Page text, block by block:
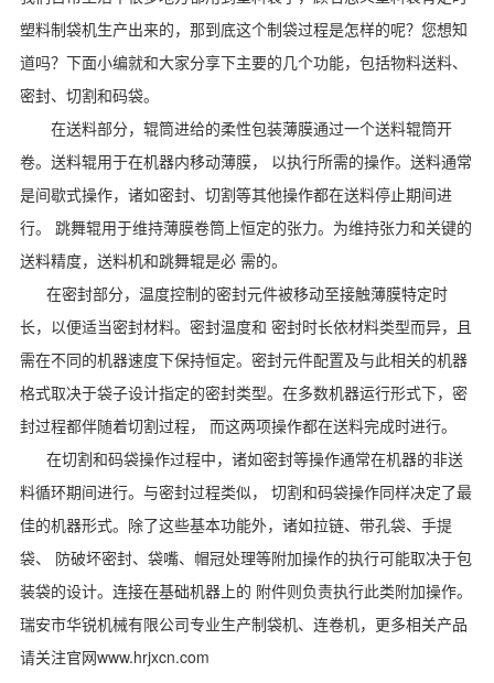
塑料制袋机生产出来的，那到底这个制袋过程是怎样的呢？您想知
道吗？下面小编就和大家分享下主要的几个功能，包括物料送料、
密封、切割和码袋。
在送料部分，辊筒进给的柔性包装薄膜通过一个送料辊筒开
卷。送料辊用于在机器内移动薄膜， 以执行所需的操作。送料通常
是间歇式操作，诸如密封、切割等其他操作都在送料停止期间进
行。 跳舞辊用于维持薄膜卷筒上恒定的张力。为维持张力和关键的
送料精度，送料机和跳舞辊是必 需的。
在密封部分，温度控制的密封元件被移动至接触薄膜特定时
长，以便适当密封材料。密封温度和 密封时长依材料类型而异，且
需在不同的机器速度下保持恒定。密封元件配置及与此相关的机器
格式取决于袋子设计指定的密封类型。在多数机器运行形式下，密
封过程都伴随着切割过程， 而这两项操作都在送料完成时进行。
在切割和码袋操作过程中，诸如密封等操作通常在机器的非送
料循环期间进行。与密封过程类似， 切割和码袋操作同样决定了最
佳的机器形式。除了这些基本功能外，诸如拉链、带孔袋、手提
袋、 防破坏密封、袋嘴、帽冠处理等附加操作的执行可能取决于包
装袋的设计。连接在基础机器上的 附件则负责执行此类附加操作。
瑞安市华锐机械有限公司专业生产制袋机、 连卷机，更多相关产品
请关注官网www.hrjxcn.com